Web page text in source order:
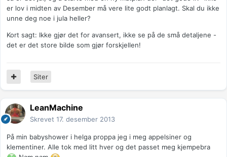
er lov i midten av Desember må vere lite godt planlagt. Skal du ikke
unne deg noe i jula heller?
Kort sagt: Ikke gjør det for avansert, ikke se på de små detaljene -
det er det store bilde som gjør forskjellen!
Siter
LeanMachine
Skrevet 17. desember 2013
På min babyshower i helga proppa jeg i meg appelsiner og
klementiner. Alle tok med litt hver og det passet meg kjempebra